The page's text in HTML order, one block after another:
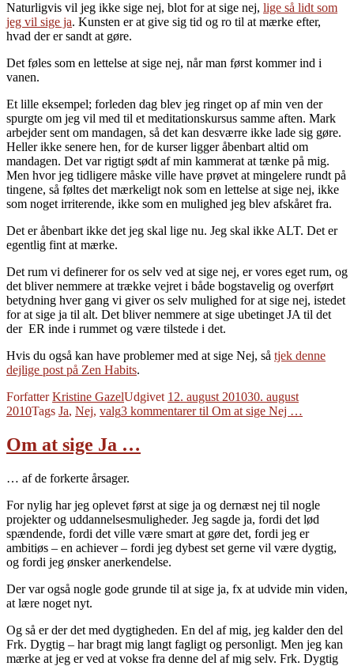
Naturligvis vil jeg ikke sige nej, blot for at sige nej, lige så lidt som
jeg vil sige ja. Kunsten er at give sig tid og ro til at mærke efter,
hvad der er sandt at gøre.
Det føles som en lettelse at sige nej, når man først kommer ind i
vanen.
Et lille eksempel; forleden dag blev jeg ringet op af min ven der
spurgte om jeg vil med til et meditationskursus samme aften. Mark
arbejder sent om mandagen, så det kan desværre ikke lade sig gøre.
Heller ikke senere hen, for de kurser ligger åbenbart altid om
mandagen. Det var rigtigt sødt af min kammerat at tænke på mig.
Men hvor jeg tidligere måske ville have prøvet at mingelere rundt på
tingene, så føltes det mærkeligt nok som en lettelse at sige nej, ikke
som noget irriterende, ikke som en mulighed jeg blev afskåret fra.
Det er åbenbart ikke det jeg skal lige nu. Jeg skal ikke ALT. Det er
egentlig fint at mærke.
Det rum vi definerer for os selv ved at sige nej, er vores eget rum, og
det bliver nemmere at trække vejret i både bogstavelig og overført
betydning hver gang vi giver os selv mulighed for at sige nej, istedet
for at sige ja til alt. Det bliver nemmere at sige ubetinget JA til det
der ER inde i rummet og være tilstede i det.
Hvis du også kan have problemer med at sige Nej, så tjek denne
dejlige post på Zen Habits.
ForfatterKristine GazelUdgivet 12. august 201030. august
2010Tags Ja, Nej, valg3 kommentarertil Om at sige Nej …
Om at sige Ja …
… af de forkerte årsager.
For nylig har jeg oplevet først at sige ja og dernæst nej til nogle
projekter og uddannelsesmuligheder. Jeg sagde ja, fordi det lød
spændende, fordi det ville være smart at gøre det, fordi jeg er
ambitiøs – en achiever – fordi jeg dybest set gerne vil være dygtig,
og fordi jeg ønsker anerkendelse.
Der var også nogle gode grunde til at sige ja, fx at udvide min viden,
at lære noget nyt.
Og så er der det med dygtigheden. En del af mig, jeg kalder den del
Frk. Dygtig – har bragt mig langt fagligt og personligt. Men jeg kan
mærke at jeg er ved at vokse fra denne del af mig selv. Frk. Dygtig